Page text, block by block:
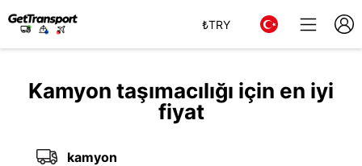
₺TRY
Kamyon taşımacılığı için en iyi
fiyat
kamyon